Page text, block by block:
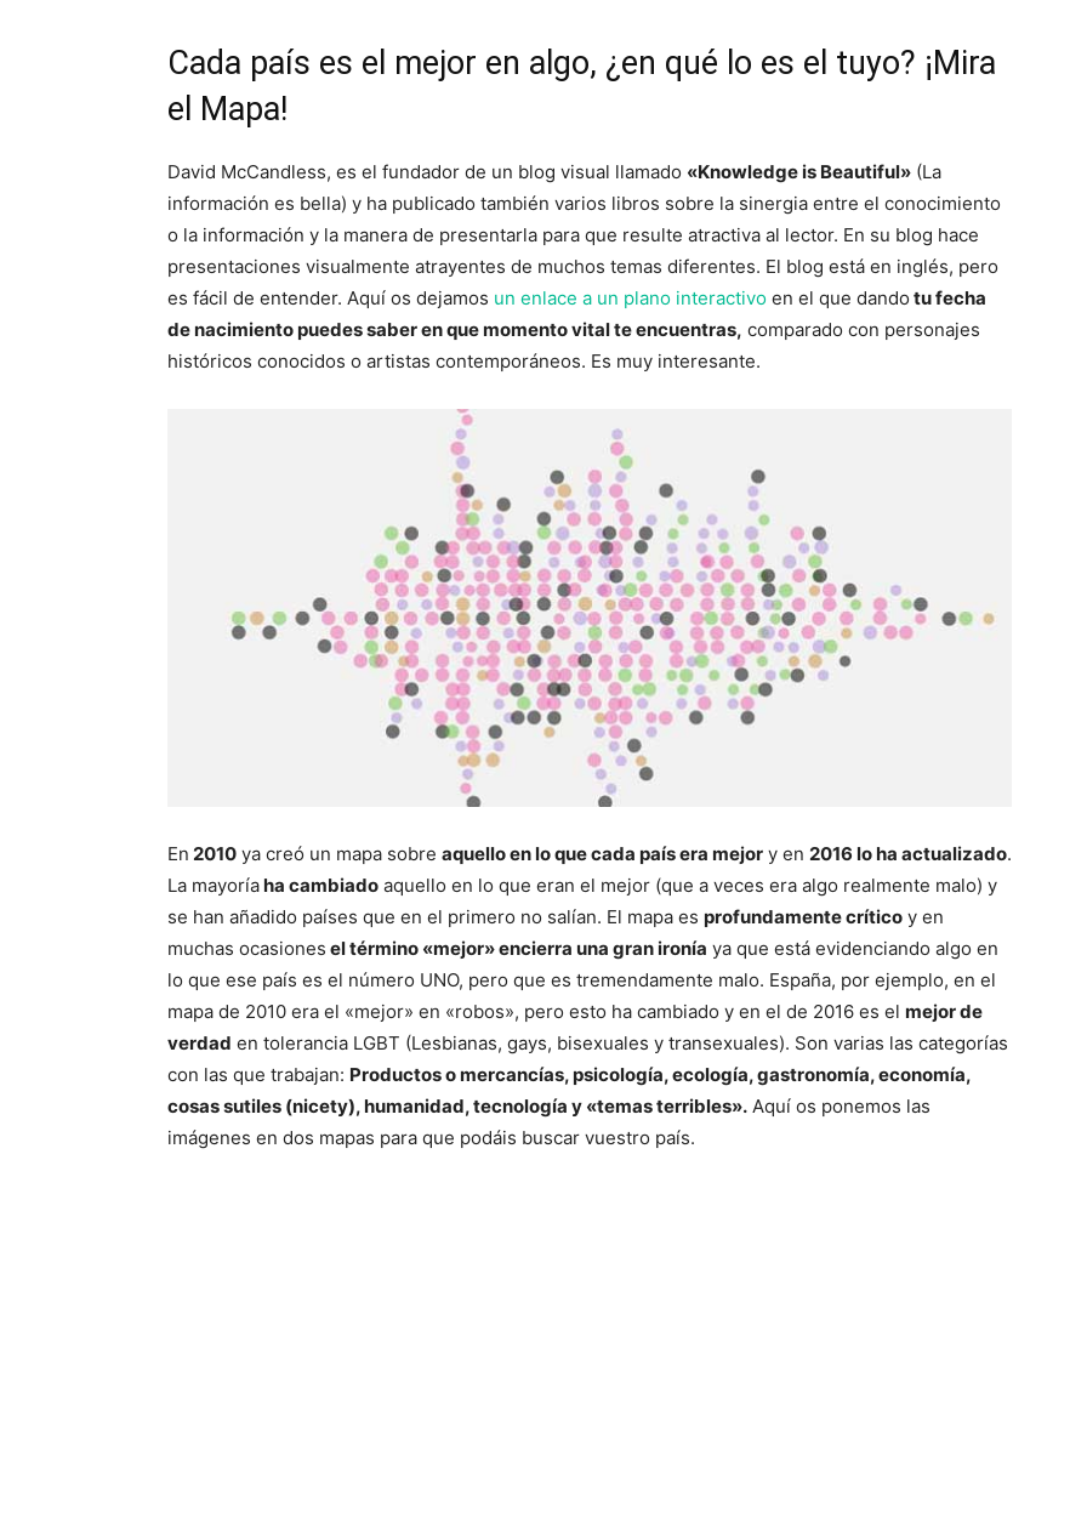
Cada país es el mejor en algo, ¿en qué lo es el tuyo? ¡Mira
el Mapa!
David McCandless, es el fundador de un blog visual llamado «Knowledge is Beautiful» (La
información es bella) y ha publicado también varios libros sobre la sinergia entre el conocimiento
o la información y la manera de presentarla para que resulte atractiva al lector. En su blog hace
presentaciones visualmente atrayentes de muchos temas diferentes. El blog está en inglés, pero
es fácil de entender. Aquí os dejamos un enlace a un plano interactivo en el que dando tu fecha
de nacimiento puedes saber en que momento vital te encuentras, comparado con personajes
históricos conocidos o artistas contemporáneos. Es muy interesante.
En 2010 ya creó un mapa sobre aquello en lo que cada país era mejor y en 2016 lo ha actualizado.
La mayoríaha cambiado aquello en lo que eran el mejor (que a veces era algo realmente malo) y
se han añadido países que en el primero no salían. El mapa es profundamente crítico y en
muchas ocasiones el término «mejor» encierra una gran ironía ya que está evidenciando algo en
lo que ese país es el número UNO, pero que es tremendamente malo. España, por ejemplo, en el
mapa de 2010 era el «mejor» en «robos», pero esto ha cambiado y en el de 2016 es el mejor de
verdad en tolerancia LGBT (Lesbianas, gays, bisexuales y transexuales). Son varias las categorías
con las que trabajan: Productos o mercancías, psicología, ecología, gastronomía, economía,
cosas sutiles (nicety), humanidad, tecnología y «temas terribles». Aquí os ponemos las
imágenes en dos mapas para que podáis buscar vuestro país.